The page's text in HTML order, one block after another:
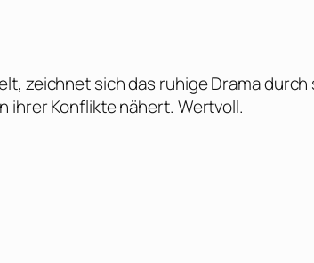
zeichnet sich das ruhige Drama durch
ihrer Konflikte nähert. Wertvoll.